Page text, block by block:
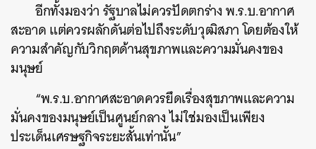
อีกทั้งมองว่า รัฐบาลไม่ควรปัดตกร่าง พ.ร.บ.อากาศ
สะอาด แต่ควรผลักดันต่อไปถึงระดับวุฒิสภา โดยต้องให้
ความสำคัญกับวิกฤตด้านสุขภาพและความมั่นคงของ
มนุษย์
“พ.ร.บ.อากาศสะอาดควรยึดเรื่องสุขภาพและความ
มั่นคงของมนุษย์เป็นศูนย์กลาง ไม่ใช่มองเป็นเพียง
ประเด็นเศรษฐกิจระยะสั้นเท่านั้น”